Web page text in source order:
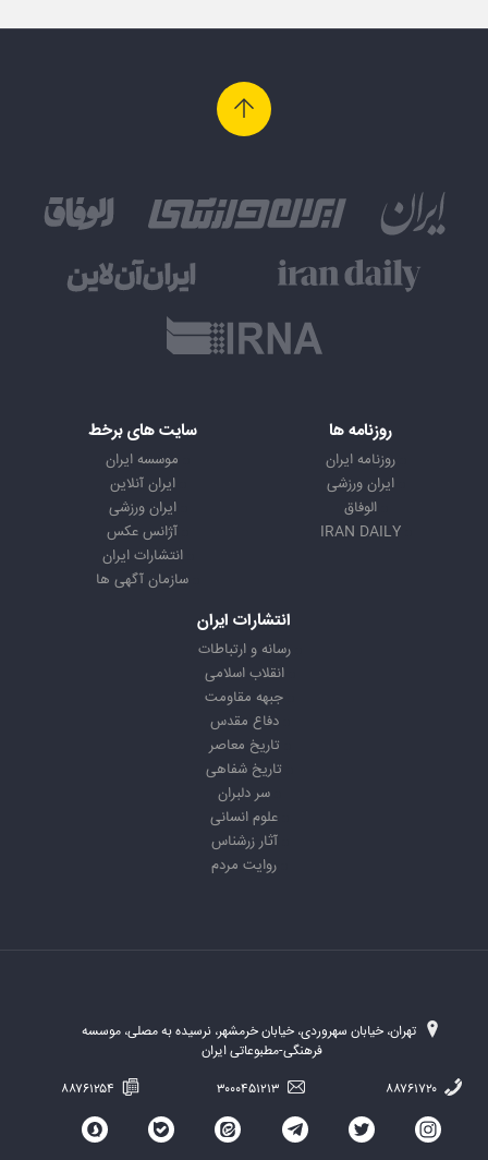
روزنامه ها
روزنامه ایران
ایران ورزشی
الوفاق
IRAN DAILY
سایت های برخط
موسسه ایران
ایران آنلاین
ایران ورزشی
آژانس عکس
انتشارات ایران
سازمان آگهی ها
انتشارات ایران
رسانه و ارتباطات
انقلاب اسلامی
جبهه مقاومت
دفاع مقدس
تاریخ معاصر
تاریخ شفاهی
سر دلبران
علوم انسانی
آثار زرشناس
روایت مردم
تهران، خیابان سهروردی، خیابان خرمشهر، نرسیده به مصلی، موسسه
فرهنگی-مطبوعاتی ایران